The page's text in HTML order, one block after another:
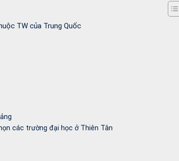
TW của Trung Quốc
các trường đại học ở Thiên Tân